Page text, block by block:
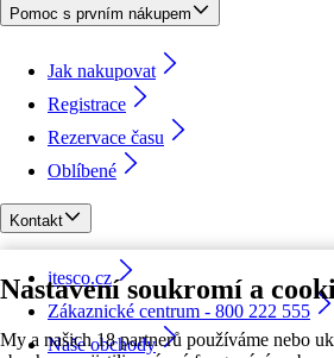
Nastavení soukromí a
My a našich 18 partnerů používáme nebo
Pomoc s prvním nákupem
Jak nakupovat
Registrace
Rezervace času
Oblíbené
Kontakt
itesco.cz
Zákaznické centrum - 800 222 555
Naše obchody